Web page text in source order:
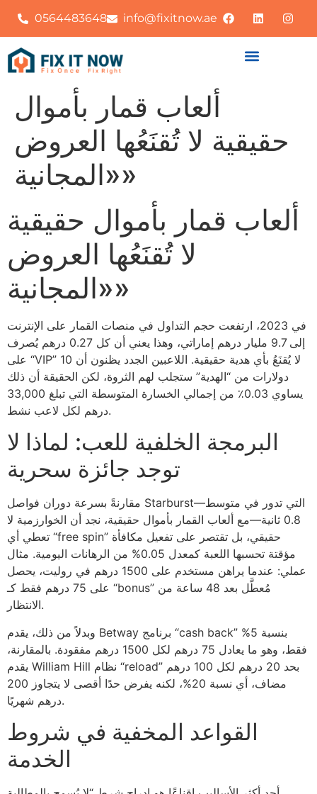
0564483648 info@fixitnow.ae
ألعاب قمار بأموال
حقيقية لا تُقنَعُها العروض
«المجانية»
ألعاب قمار بأموال حقيقية
لا تُقنَعُها العروض
«المجانية»
في 2023، ارتفعت حجم التداول في منصات القمار على الإنترنت
إلى 9.7 مليار درهم إماراتي، وهذا يعني أن كل 0.27 درهم يُصرف
على “VIP” لا يُقنَعُ بأي هدية حقيقية. اللاعبين الجدد يظنون أن 10
دولارات من “الهدية” ستجلب لهم الثروة، لكن الحقيقة أن ذلك
يساوي 0.03٪ من إجمالي الخسارة المتوسطة التي تبلغ 33,000
درهم لكل لاعب نشط.
البرمجة الخلفية للعب: لماذا لا
توجد جائزة سحرية
مقارنةً بسرعة دوران فواصل Starburst—التي تدور في متوسط
0.8 ثانية—مع ألعاب القمار بأموال حقيقية، نجد أن الخوارزمية لا
تعطي أي “free spin” حقيقي، بل تقتصر على تفعيل مكافأة
مؤقتة تحسبها اللعبة كمعدل 0.05% من الرهانات اليومية. مثال
عملي: عندما يراهن مستخدم على 1500 درهم في روليت، يحصل
على 75 درهم فقط كـ “bonus” مُعطَّل بعد 48 ساعة من
الانتظار.
وبدلاً من ذلك، يقدم Betway برنامج “cash back” بنسبة 5%
فقط، وهو ما يعادل 75 درهم لكل 1500 درهم مفقودة. بالمقارنة،
يقدم William Hill نظام “reload” بحد 20 درهم لكل 100 درهم
مضاف، أي نسبة 20%، لكنه يفرض حدًا أقصى لا يتجاوز 200
درهم شهريًا.
القواعد المخفية في شروط
الخدمة